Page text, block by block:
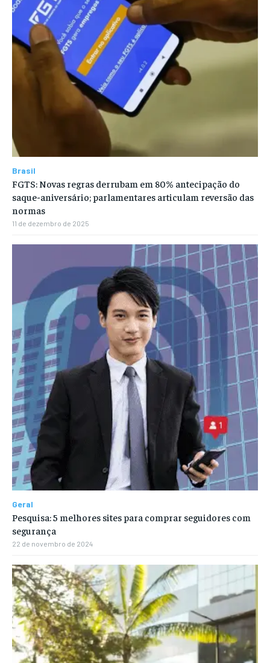
Brasil
FGTS: Novas regras derrubam em 80% antecipação do
saque-aniversário; parlamentares articulam reversão das
normas
11 de dezembro de 2025
Geral
Pesquisa: 5 melhores sites para comprar seguidores com
segurança
22 de novembro de 2024